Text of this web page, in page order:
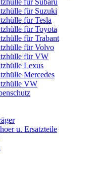
für Subaru
für Suzuki
für Tesla
für Toyota
für Trabant
für Volvo
für VW
Lexus
Mercedes
VW
u. Ersatzteile